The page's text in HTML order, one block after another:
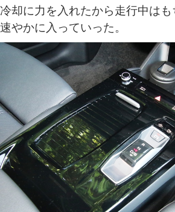
冷却に力を入れたから走行中は
速やかに入っていった。